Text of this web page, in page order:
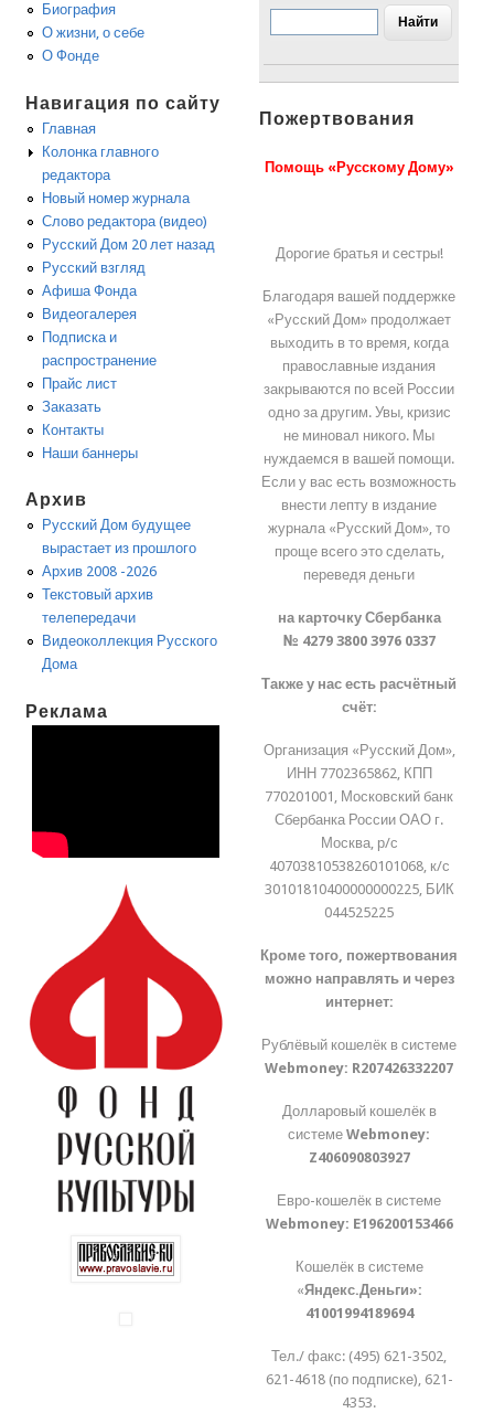
Биография
О жизни, о себе
О Фонде
Навигация по сайту
Главная
Колонка главного
редактора
Новый номер журнала
Слово редактора (видео)
Русский Дом 20 лет назад
Русский взгляд
Афиша Фонда
Видеогалерея
Подписка и
распространение
Прайс лист
Заказать
Контакты
Наши баннеры
Архив
Русский Дом будущее
вырастает из прошлого
Архив 2008 -2026
Текстовый архив
телепередачи
Видеоколлекция Русского
Дома
Реклама
Пожертвования
Помощь «Русскому Дому»
Дорогие братья и сестры!
Благодаря вашей поддержке
«Русский Дом» продолжает
выходить в то время, когда
православные издания
закрываются по всей России
одно за другим. Увы, кризис
не миновал никого. Мы
нуждаемся в вашей помощи.
Если у вас есть возможность
внести лепту в издание
журнала «Русский Дом», то
проще всего это сделать,
переведя деньги
на карточку Сбербанка
№ 4279 3800 3976 0337
Также у нас есть расчётный
счёт:
Организация «Русский Дом»,
ИНН 7702365862, КПП
770201001, Московский банк
Сбербанка России ОАО г.
Москва, р/с
40703810538260101068, к/с
30101810400000000225, БИК
044525225
Кроме того, пожертвования
можно направлять и через
интернет:
Рублёвый кошелёк в системе
Webmoney: R207426332207
Долларовый кошелёк в
системеWebmoney:
Z406090803927
Евро-кошелёк в системе
Webmoney: E196200153466
Кошелёк в системе
«Яндекс.Деньги»:
41001994189694
Тел./ факс: (495) 621-3502,
621-4618 (по подписке), 621-
4353.